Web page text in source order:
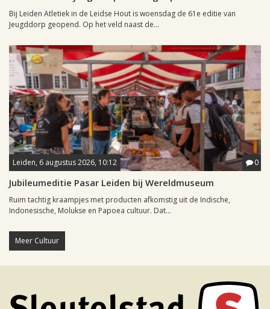
Bij Leiden Atletiek in de Leidse Hout is woensdag de 61e editie van
Jeugddorp geopend. Op het veld naast de...
Leiden, 6 augustus 2026, 10:12 0
Jubileumeditie Pasar Leiden bij Wereldmuseum
Ruim tachtig kraampjes met producten afkomstig uit de Indische,
Indonesische, Molukse en Papoea cultuur. Dat...
Meer Cultuur